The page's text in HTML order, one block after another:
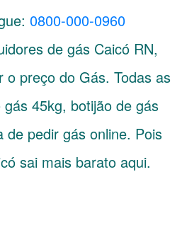
0800-000-0960
de gás Caicó RN,
o preço do Gás. Todas as
45kg, botijão de gás
de pedir gás online. Pois
sai mais barato aqui.